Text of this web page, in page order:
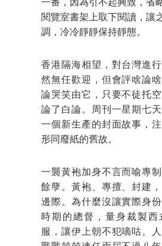
一番，因為引不起興致，省
閱覽室書架上取下閱讀，讓
調，冷冷靜靜保持靜態。
香港隔海相望，對台灣進
然無任歡迎，但會評啥論
論哭笑由它，只要不徒托
論了白論。周刊一星期七
一個新生產的封面故事，
形同廢紙的舊故。
一襲黃袍加身不言而喻專
餘孽。黃袍、專擅、封建
邊際。為什麼沒讓實際身
時期的總督，量身裁製西
服，讓伊上朝不犯嘀咕。